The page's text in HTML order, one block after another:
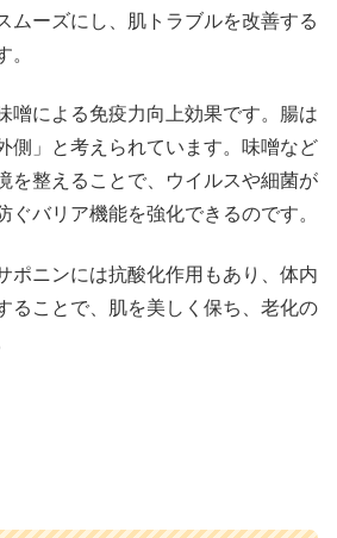
ムーズにし、肌トラブルを改善する
。
噌による免疫力向上効果です。腸は
側」と考えられています。味噌など
を整えることで、ウイルスや細菌が
ぐバリア機能を強化できるのです。
ポニンには抗酸化作用もあり、体内
ることで、肌を美しく保ち、老化の